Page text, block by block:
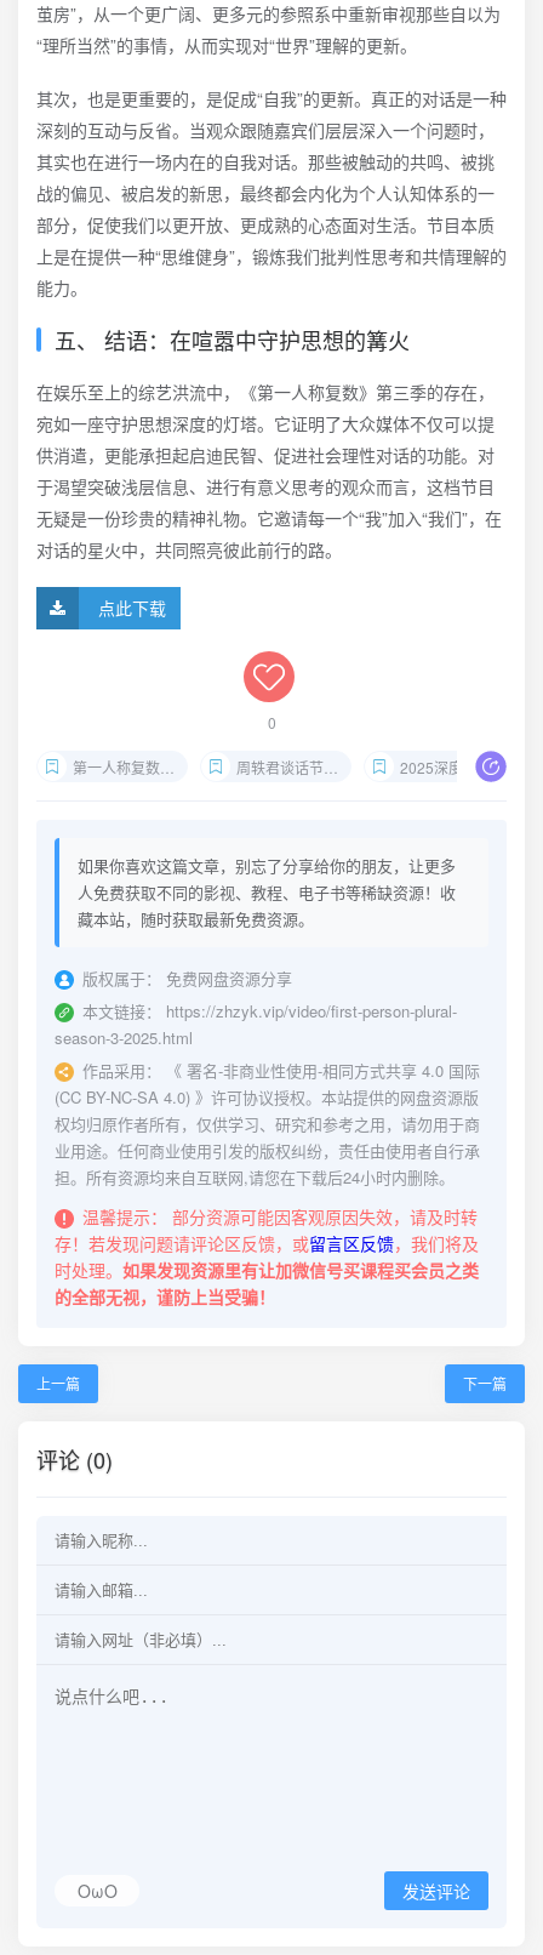
茧房”，从一个更广阔、更多元的参照系中重新审视那些自以为
“理所当然”的事情，从而实现对“世界”理解的更新。
其次，也是更重要的，是促成“自我”的更新。真正的对话是一种
深刻的互动与反省。当观众跟随嘉宾们层层深入一个问题时，
其实也在进行一场内在的自我对话。那些被触动的共鸣、被挑
战的偏见、被启发的新思，最终都会内化为个人认知体系的一
部分，促使我们以更开放、更成熟的心态面对生活。节目本质
上是在提供一种“思维健身”，锻炼我们批判性思考和共情理解的
能力。
五、 结语：在喧嚣中守护思想的篝火
在娱乐至上的综艺洪流中，《第一人称复数》第三季的存在，
宛如一座守护思想深度的灯塔。它证明了大众媒体不仅可以提
供消遣，更能承担起启迪民智、促进社会理性对话的功能。对
于渴望突破浅层信息、进行有意义思考的观众而言，这档节目
无疑是一份珍贵的精神礼物。它邀请每一个“我”加入“我们”，在
对话的星火中，共同照亮彼此前行的路。
点此下载
0
第一人称复数第三季在线观看 周轶君谈话节目推荐 2025深度文化访谈
如果你喜欢这篇文章，别忘了分享给你的朋友，让更多
人免费获取不同的影视、教程、电子书等稀缺资源！收
藏本站，随时获取最新免费资源。
版权属于：
免费网盘资源分享
本文链接：
https://zhzyk.vip/video/first-person-plural-
season-3-2025.html
作品采用：
《 署名-非商业性使用-相同方式共享 4.0 国际
(CC BY-NC-SA 4.0) 》许可协议授权。本站提供的网盘资源版
权均归原作者所有，仅供学习、研究和参考之用，请勿用于商
业用途。任何商业使用引发的版权纠纷，责任由使用者自行承
担。所有资源均来自互联网,请您在下载后24小时内删除。
温馨提示：
部分资源可能因客观原因失效，请及时转
存！若发现问题请评论区反馈，或留言区反馈，我们将及
时处理。 如果发现资源里有让加微信号买课程买会员之类
的全部无视，谨防上当受骗！
上一篇 下一篇
评论 (0)
OωO 发送评论